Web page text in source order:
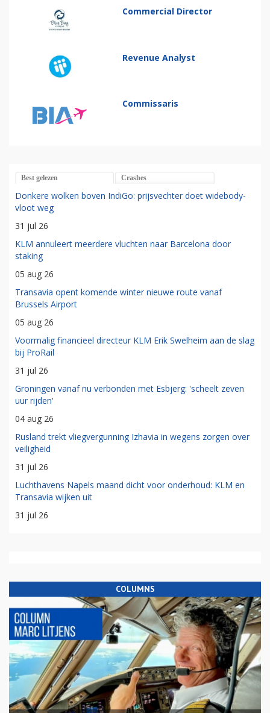
Commercial Director
Revenue Analyst
Commissaris
Best gelezen Crashes
Donkere wolken boven IndiGo: prijsvechter doet widebody-
vloot weg
31 jul 26
KLM annuleert meerdere vluchten naar Barcelona door
staking
05 aug 26
Transavia opent komende winter nieuwe route vanaf
Brussels Airport
05 aug 26
Voormalig financieel directeur KLM Erik Swelheim aan de slag
bij ProRail
31 jul 26
Groningen vanaf nu verbonden met Esbjerg: 'scheelt zeven
uur rijden'
04 aug 26
Rusland trekt vliegvergunning Izhavia in wegens zorgen over
veiligheid
31 jul 26
Luchthavens Napels maand dicht voor onderhoud: KLM en
Transavia wijken uit
31 jul 26
COLUMNS